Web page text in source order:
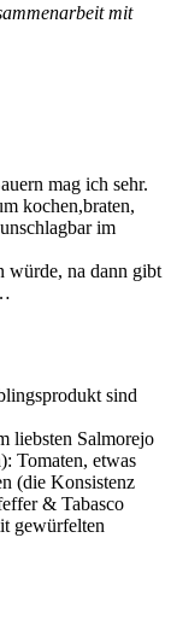
mit
mag ich sehr.
kochen,braten,
im
würde, na dann gibt
sind
liebsten Salmorejo
Tomaten, etwas
(die Konsistenz
& Tabasco
gewürfelten